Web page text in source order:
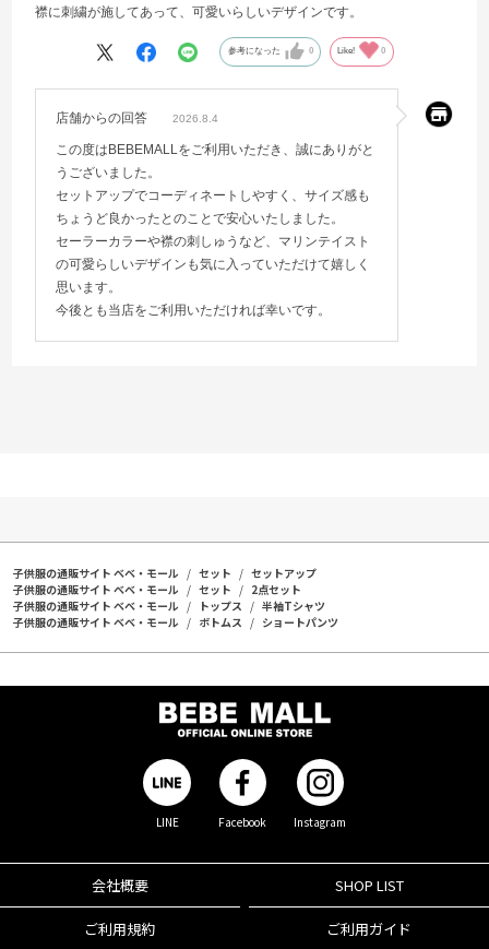
襟に刺繍が施してあって、可愛いらしいデザインです。
参考になった 0 Like! 0
店舗からの回答 2026.8.4
この度はBEBEMALLをご利用いただき、誠にありがと
うございました。
セットアップでコーディネートしやすく、サイズ感も
ちょうど良かったとのことで安心いたしました。
セーラーカラーや襟の刺しゅうなど、マリンテイスト
の可愛らしいデザインも気に入っていただけて嬉しく
思います。
今後とも当店をご利用いただければ幸いです。
子供服の通販サイト ベベ・モール セット
セットアップ
子供服の通販サイト ベベ・モール
セット
2点セット
子供服の通販サイト ベベ・モール
トップス
半袖Tシャツ
子供服の通販サイト ベベ・モール
ボトムス ショートパンツ
LINE Facebook Instagram
会社概要 SHOP LIST
ご利用規約 ご利用ガイド